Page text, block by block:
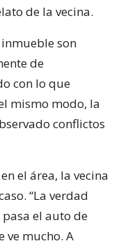
de la vecina.
son
de
con lo que
mismo modo, la
conflictos
el área, la vecina
“La verdad
pasa el auto de
ve mucho. A